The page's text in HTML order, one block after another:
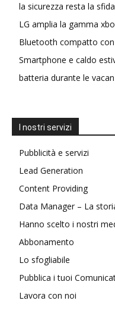
la sicurezza resta la
LG amplia la gamma
Bluetooth compatto
Smartphone e caldo
batteria durante le
I nostri servizi
Pubblicità e servizi
Lead Generation
Content Providing
Data Manager – La
Hanno scelto i nostri
Abbonamento
Lo sfogliabile
Pubblica i tuoi
Lavora con noi